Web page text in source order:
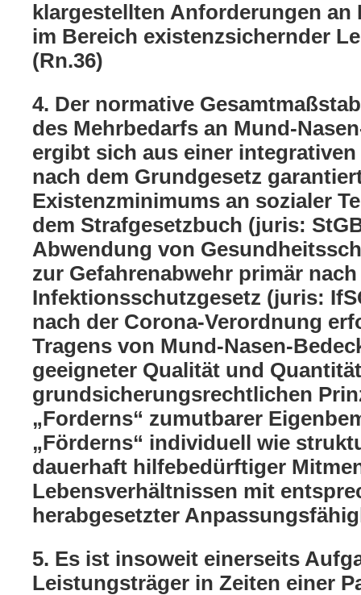
klargestellten Anforderungen an
im Bereich existenzsichernder
(Rn.36)
4. Der normative
des Mehrbedarfs an Mund-
ergibt sich aus einer
nach dem Grundgesetz
Existenzminimums an sozialer
dem Strafgesetzbuch (juris:
Abwendung von
zur Gefahrenabwehr primär
Infektionsschutzgesetz (juris:
nach der Corona-Verordnung
Tragens von Mund-Nasen-
geeigneter Qualität und
grundsicherungsrechtlichen
„Forderns“ zumutbarer
„Förderns“ individuell wie
dauerhaft hilfebedürftiger
Lebensverhältnissen mit
herabgesetzter
5. Es ist insoweit einerseits
Leistungsträger in Zeiten einer